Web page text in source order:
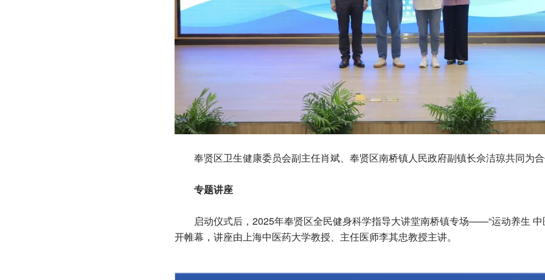
奉贤区卫生健康委员会副主任肖斌、奉贤区南桥镇人民政府副镇长佘洁琼共同为
专题讲座
启动仪式后，2025年奉贤区全民健身科学指导大讲堂南桥镇专场——“运动养生 中
开帷幕，讲座由上海中医药大学教授、主任医师李其忠教授主讲。